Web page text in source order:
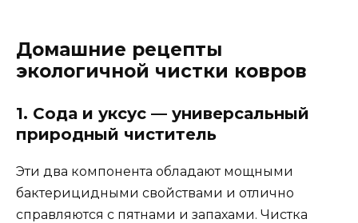
Домашние рецепты
экологичной чистки ковров
1. Сода и уксус — универсальный
природный чиститель
Эти два компонента обладают мощными
бактерицидными свойствами и отлично
справляются с пятнами и запахами. Чистка